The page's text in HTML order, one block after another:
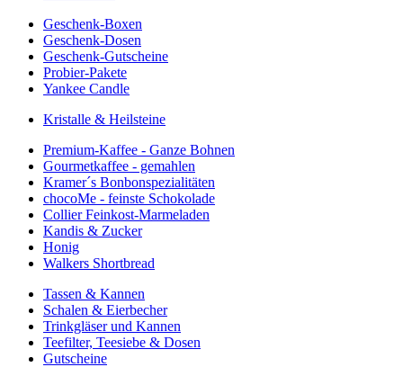
Geschenk-Boxen
Geschenk-Dosen
Geschenk-Gutscheine
Probier-Pakete
Yankee Candle
Kristalle & Heilsteine
Premium-Kaffee - Ganze Bohnen
Gourmetkaffee - gemahlen
Kramer´s Bonbonspezialitäten
chocoMe - feinste Schokolade
Collier Feinkost-Marmeladen
Kandis & Zucker
Honig
Walkers Shortbread
Tassen & Kannen
Schalen & Eierbecher
Trinkgläser und Kannen
Teefilter, Teesiebe & Dosen
Gutscheine